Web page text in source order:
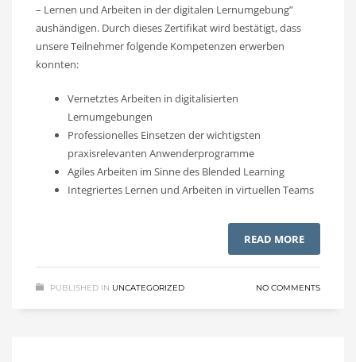
– Lernen und Arbeiten in der digitalen Lernumgebung”
aushändigen. Durch dieses Zertifikat wird bestätigt, dass
unsere Teilnehmer folgende Kompetenzen erwerben
konnten:
Vernetztes Arbeiten in digitalisierten
Lernumgebungen
Professionelles Einsetzen der wichtigsten
praxisrelevanten Anwenderprogramme
Agiles Arbeiten im Sinne des Blended Learning
Integriertes Lernen und Arbeiten in virtuellen Teams
READ MORE
PUBLISHED IN UNCATEGORIZED NO COMMENTS